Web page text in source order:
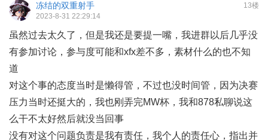
13楼
冻结的双重射手
2023-8-31 22:29:14
虽然过去太久了，但是我还是要提一嘴，我进群以后几乎没
有参加讨论，参与度可能和xfx差不多，素材什么的也不知
道
对这个事的态度当时是懒得管，不过也没时间管，因为决赛
压力当时还挺大的，我也刚弄完MW杯，我和878私聊说这
么干不太好然后就没当回事
没有对这个问题负责是我有责任，我个人的责任心，指出并